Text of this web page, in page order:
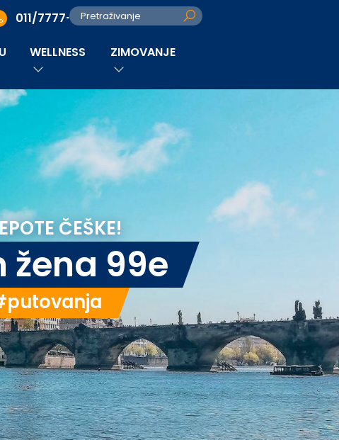
Pretraživanje
011/7777-280
WELLNESS ZIMOVANJE
ČEŠKE!
žena 99e